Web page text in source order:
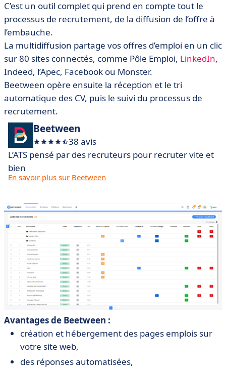
C’est un outil complet qui prend en compte tout le
processus de recrutement, de la diffusion de l’offre à
l’embauche.
La multidiffusion partage vos offres d’emploi en un clic
sur 80 sites connectés, comme Pôle Emploi, LinkedIn,
Indeed, l’Apec, Facebook ou Monster.
Beetween opère ensuite la réception et le tri
automatique des CV, puis le suivi du processus de
recrutement.
Beetween
38 avis
L’ATS pensé par des recruteurs pour recruter vite et
bien
En savoir plus sur Beetween
Avantages de Beetween :
création et hébergement des pages emplois sur
votre site web,
des réponses automatisées,